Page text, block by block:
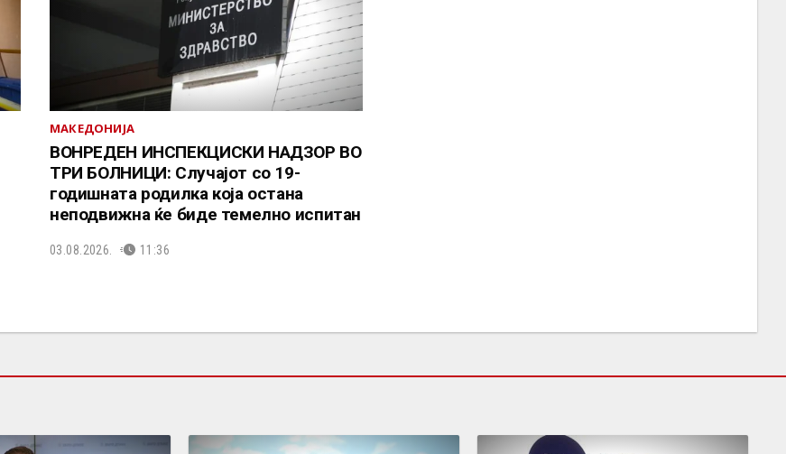
МАКЕДОНИЈА
ВОНРЕДЕН ИНСПЕКЦИСКИ НАДЗОР ВО
ТРИ БОЛНИЦИ: Случајот со 19-
годишната родилка која остана
неподвижна ќе биде темелно испитан
03.08.2026. 11:36